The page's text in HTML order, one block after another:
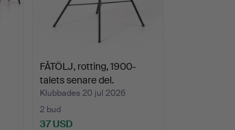
FÅTÖLJ, rotting, 1900-
talets senare del.
Klubbades 20 jul 2026
2 bud
37 USD